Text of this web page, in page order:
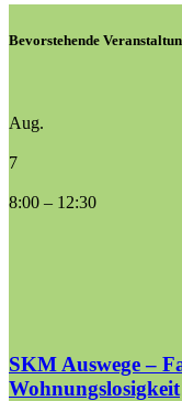
Bevorstehende
Aug.
7
8:00 – 12:30
SKM Auswege –
Wohnungslosigkeit